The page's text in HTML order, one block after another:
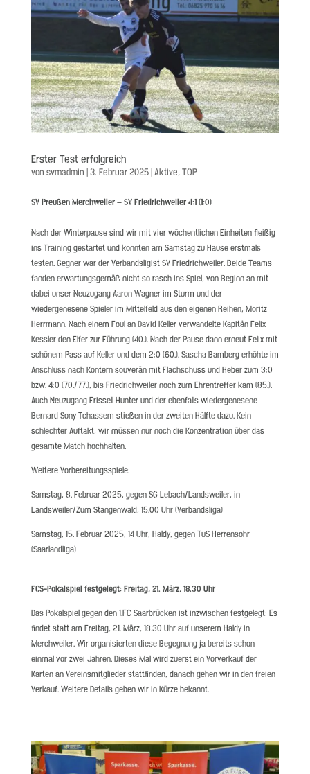
Erster Test erfolgreich
von svmadmin |3. Februar 2025|Aktive,TOP
SV Preußen Merchweiler – SV Friedrichweiler 4:1 (1:0)
Nach der Winterpause sind wir mit vier wöchentlichen Einheiten fleißig
ins Training gestartet und konnten am Samstag zu Hause erstmals
testen. Gegner war der Verbandsligist SV Friedrichweiler. Beide Teams
fanden erwartungsgemäß nicht so rasch ins Spiel, von Beginn an mit
dabei unser Neuzugang Aaron Wagner im Sturm und der
wiedergenesene Spieler im Mittelfeld aus den eigenen Reihen, Moritz
Herrmann. Nach einem Foul an David Keller verwandelte Kapitän Felix
Kessler den Elfer zur Führung (40.). Nach der Pause dann erneut Felix mit
schönem Pass auf Keller und dem 2:0 (60.). Sascha Bamberg erhöhte im
Anschluss nach Kontern souverän mit Flachschuss und Heber zum 3:0
bzw. 4:0 (70./77.), bis Friedrichweiler noch zum Ehrentreffer kam (85.).
Auch Neuzugang Frissell Hunter und der ebenfalls wiedergenesene
Bernard Sony Tchassem stießen in der zweiten Hälfte dazu. Kein
schlechter Auftakt, wir müssen nur noch die Konzentration über das
gesamte Match hochhalten.
Weitere Vorbereitungsspiele:
Samstag, 8. Februar 2025, gegen SG Lebach/Landsweiler, in
Landsweiler/Zum Stangenwald, 15.00 Uhr (Verbandsliga)
Samstag, 15. Februar 2025, 14 Uhr, Haldy, gegen TuS Herrensohr
(Saarlandliga)
FCS-Pokalspiel festgelegt: Freitag, 21. März, 18.30 Uhr
Das Pokalspiel gegen den 1.FC Saarbrücken ist inzwischen festgelegt: Es
findet statt am Freitag, 21. März, 18.30 Uhr auf unserem Haldy in
Merchweiler. Wir organisierten diese Begegnung ja bereits schon
einmal vor zwei Jahren. Dieses Mal wird zuerst ein Vorverkauf der
Karten an Vereinsmitglieder stattfinden, danach gehen wir in den freien
Verkauf. Weitere Details geben wir in Kürze bekannt.